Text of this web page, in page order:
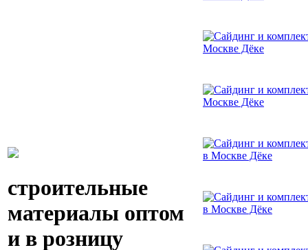
строительные
материалы оптом
и в розницу